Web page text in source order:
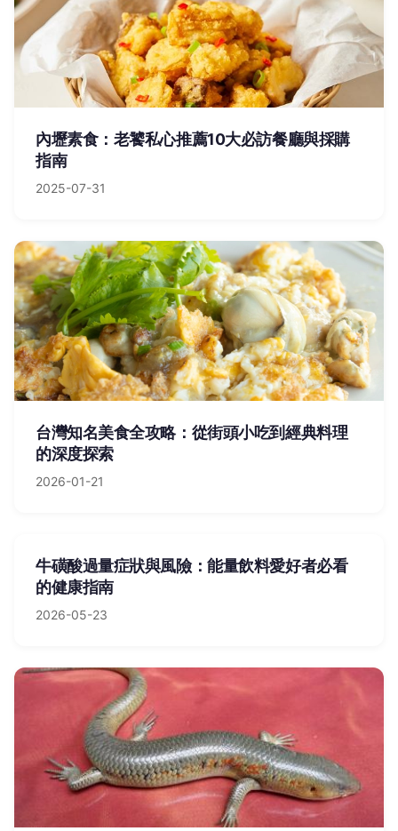
內壢素食：老饕私心推薦10大必訪餐廳與採購
指南
2025-07-31
台灣知名美食全攻略：從街頭小吃到經典料理
的深度探索
2026-01-21
牛磺酸過量症狀與風險：能量飲料愛好者必看
的健康指南
2026-05-23